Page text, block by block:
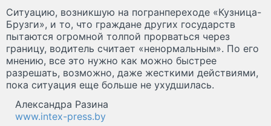
Ситуацию, возникшую на погранпереходе «Кузница-
Брузги», и то, что граждане других государств
пытаются огромной толпой прорваться через
границу, водитель считает «ненормальным». По его
мнению, все это нужно как можно быстрее
разрешать, возможно, даже жесткими действиями,
пока ситуация еще больше не ухудшилась.
Александра Разина
www.intex-press.by